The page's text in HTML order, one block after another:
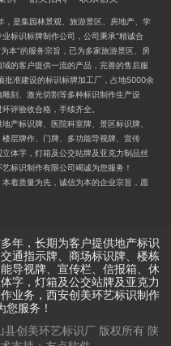
是集园林景观、旅游景区、房地产、学
标识标牌制作公司，公司秉承“精诚合
本”的服务宗旨，已为多家旅游景区、房
的客户提供一流的产品，完善的售后服
批准建设的标识标牌加工厂，占地5000余
刻、激光切割等多种标识制作生产设
评验收合格，手续齐全。
产标识牌、医院科室牌、景区标识牌、
层牌作、门牌、多功能导视牌、宣传
体字，灯箱及公交站牌及亚克力制品丝
标识制作有限公司竭诚为您服务！
着质量为先，诚信为本的企业宗旨，愿
年，长期为客户提供地产标识
通指示牌、商场标识牌、楼栋
导视牌、宣传栏、信报箱、休
字，灯箱及公交站牌及亚克力
业务，西安创美环艺标识制作
您服务！
县创美环艺标识厂 版权所有 陕